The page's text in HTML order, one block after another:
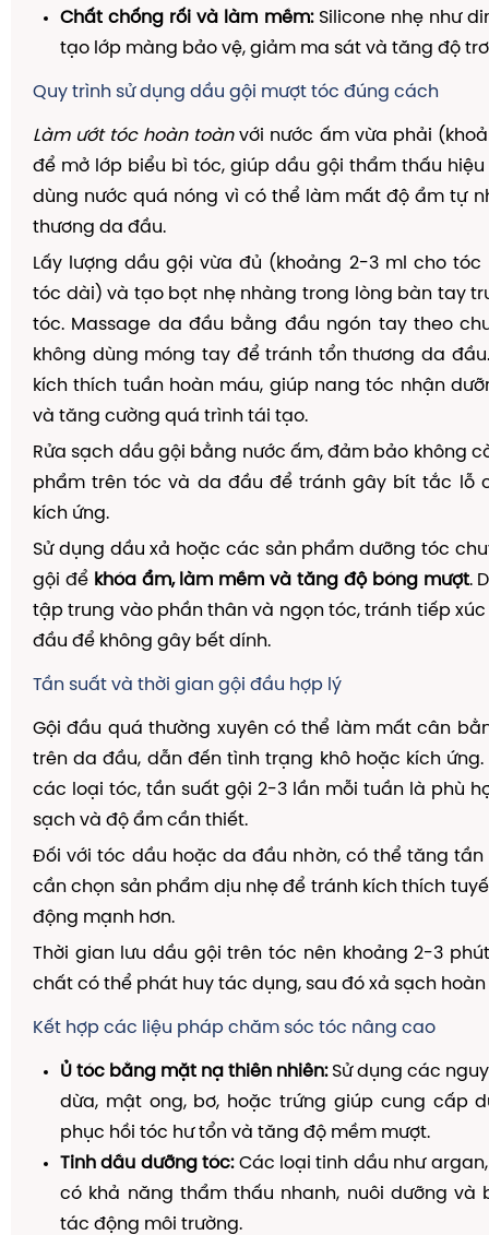
Chất chống rối và làm mềm:Silicone nhẹ như
tạo lớp màng bảo vệ, giảm ma sát và tăng độ
Quy trình sử dụng dầu gội mượt tóc đúng cách
Làm ướt tóc hoàn toànvới nước ấm vừa phải
để mở lớp biểu bì tóc, giúp dầu gội thẩm thấu hiệu
dùng nước quá nóng vì có thể làm mất độ ẩm tự
thương da đầu.
Lấy lượng dầu gội vừa đủ (khoảng 2-3 ml cho tóc
tóc dài) và tạo bọt nhẹ nhàng trong lòng bàn tay
tóc. Massage da đầu bằng đầu ngón tay theo
không dùng móng tay để tránh tổn thương da
kích thích tuần hoàn máu, giúp nang tóc nhận
và tăng cường quá trình tái tạo.
Rửa sạch dầu gội bằng nước ấm, đảm bảo không
phẩm trên tóc và da đầu để tránh gây bít tắc lỗ
kích ứng.
Sử dụng dầu xả hoặc các sản phẩm dưỡng tóc
gội để khóa ẩm, làm mềm và tăng độ bóng mượt.
tập trung vào phần thân và ngọn tóc, tránh tiếp
đầu để không gây bết dính.
Tần suất và thời gian gội đầu hợp lý
Gội đầu quá thường xuyên có thể làm mất cân
trên da đầu, dẫn đến tình trạng khô hoặc kích
các loại tóc, tần suất gội 2-3 lần mỗi tuần là phù
sạch và độ ẩm cần thiết.
Đối với tóc dầu hoặc da đầu nhờn, có thể tăng tần
cần chọn sản phẩm dịu nhẹ để tránh kích thích
động mạnh hơn.
Thời gian lưu dầu gội trên tóc nên khoảng 2-3
chất có thể phát huy tác dụng, sau đó xả sạch hoàn
Kết hợp các liệu pháp chăm sóc tóc nâng cao
Ủ tóc bằng mặt nạ thiên nhiên:Sử dụng các
dừa, mật ong, bơ, hoặc trứng giúp cung cấp
phục hồi tóc hư tổn và tăng độ mềm mượt.
Tinh dầu dưỡng tóc:Các loại tinh dầu như
có khả năng thẩm thấu nhanh, nuôi dưỡng và
tác động môi trường.